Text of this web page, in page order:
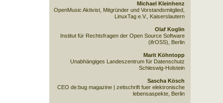
Michael Kleinhenz
OpenMusic Aktivist, Mitgründer und Vorstandsmitglied,
LinuxTag e.V., Kaiserslautern
Olaf Koglin
Institut für Rechtsfragen der Open Source Software
(ifrOSS), Berlin
Marit Köhntopp
Unabhängiges Landeszentrum für Datenschutz
Schleswig-Holstein
Sascha Kösch
CEO de:bug magazine | zeitschrift fuer elektronische
lebensaspekte, Berlin